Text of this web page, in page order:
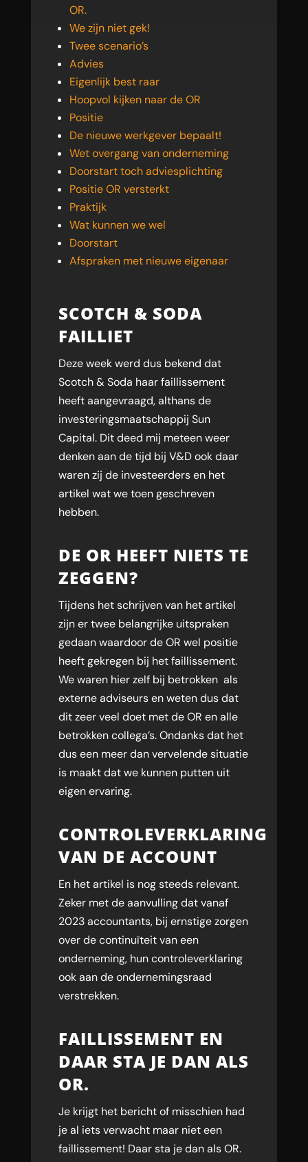
OR.
We zijn niet gek!
Twee scenario’s
Advies
Eigenlijk best raar
Hoopvol kijken naar de OR
Positie
De nieuwe werkgever bepaalt!
Wet overgang van onderneming
Doorstart toch adviesplichting
Positie OR versterkt
Praktijk
Wat kunnen we wel
Doorstart
Afspraken met nieuwe eigenaar
SCOTCH & SODA
FAILLIET
Deze week werd dus bekend dat
Scotch & Soda haar faillissement
heeft aangevraagd, althans de
investeringsmaatschappij Sun
Capital. Dit deed mij meteen weer
denken aan de tijd bij V&D ook daar
waren zij de investeerders en het
artikel wat we toen geschreven
hebben.
DE OR HEEFT NIETS TE
ZEGGEN?
Tijdens het schrijven van het artikel
zijn er twee belangrijke uitspraken
gedaan waardoor de OR wel positie
heeft gekregen bij het faillissement.
We waren hier zelf bij betrokken als
externe adviseurs en weten dus dat
dit zeer veel doet met de OR en alle
betrokken collega’s. Ondanks dat het
dus een meer dan vervelende situatie
is maakt dat we kunnen putten uit
eigen ervaring.
CONTROLEVERKLARING
VAN DE ACCOUNT
En het artikel is nog steeds relevant.
Zeker met de aanvulling dat vanaf
2023 accountants, bij ernstige zorgen
over de continuïteit van een
onderneming, hun controleverklaring
ook aan de ondernemingsraad
verstrekken.
FAILLISSEMENT EN
DAAR STA JE DAN ALS
OR.
Je krijgt het bericht of misschien had
je al iets verwacht maar niet een
faillissement! Daar sta je dan als OR.